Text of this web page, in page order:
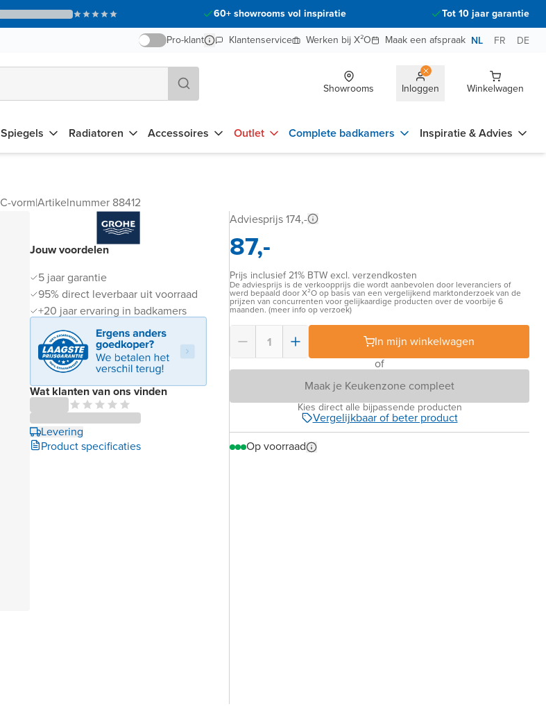
60+ showrooms vol inspiratie
Tot 10 jaar garantie
Pro-klant
Klantenservice Werken bij X²O Maak een afspraak NL FR DE
Showrooms Inloggen Winkelwagen
Spiegels Radiatoren Accessoires Outlet Complete badkamers Inspiratie & Advies
C-vorm|Artikelnummer 88412
Jouw voordelen
5 jaar garantie
95% direct leverbaar uit voorraad
+20 jaar ervaring in badkamers
Wat klanten van ons vinden
Levering
Product specificaties
Adviesprijs 174,-
87,-
Prijs inclusief 21% BTW excl. verzendkosten
De adviesprijs is de verkoopprijs die wordt aanbevolen door leveranciers of
werd bepaald door X²O op basis van een vergelijkend marktonderzoek van de
prijzen van concurrenten voor gelijkaardige producten over de voorbije 6
maanden. (meer info op verzoek)
In mijn winkelwagen
of
Maak je Keukenzone compleet
Kies direct alle bijpassende producten
Vergelijkbaar of beter product
Op voorraad